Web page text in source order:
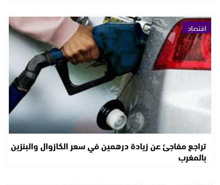
اقتصاد
تراجع مفاجئ عن زيادة درهمين في سعر الكازوال والبنزين
بالمغرب